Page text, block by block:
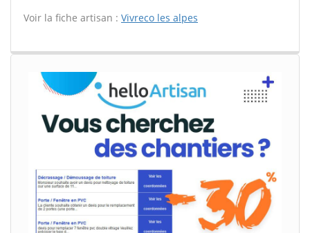
Voir la fiche artisan : Vivreco les alpes